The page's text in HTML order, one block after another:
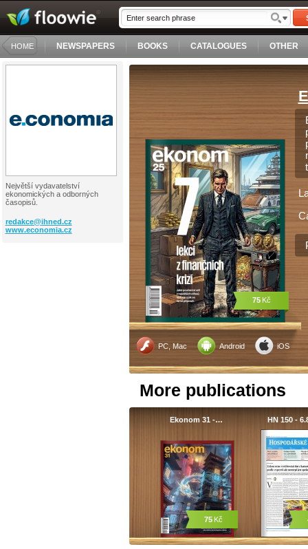
HOME NEWSPAPERS BOOKS CATALOGUES OTHER
Největší vydavatelství
ekonomických a odborných
časopisů.
redakce@ihned.cz
www.economia.cz
PC, Mac Android iOS
75Kč
More publications
Ekonom 31 -…
75 Kč
HN 150 -